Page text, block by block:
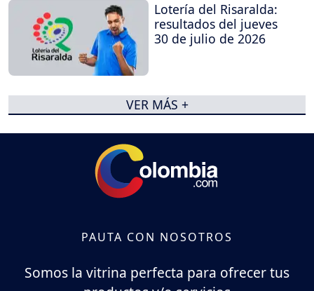
Lotería del Risaralda:
resultados del jueves
30 de julio de 2026
VER MÁS +
PAUTA CON NOSOTROS
Somos la vitrina perfecta para ofrecer tus